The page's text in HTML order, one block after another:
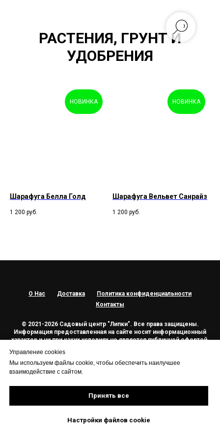
РАСТЕНИЯ, ГРУНТ И
УДОБРЕНИЯ
НОВИНКА
Шарафуга Белла Голд
1 200 руб.
НОВИНКА
Шарафуга Вельвет Санрайз
1 200 руб.
О Нас Доставка
Политика конфиденциальности
Контакты
© 2021-2026 Садовый центр "Липки". Все права защищены.
Информация предоставленная на сайте носит информационный
характер и ни при каких условиях не является публичной офертой.
Управление cookies
Мы используем файлы cookie, чтобы обеспечить наилучшее
взаимодействие с сайтом.
Принять все
Настройки файлов cookie